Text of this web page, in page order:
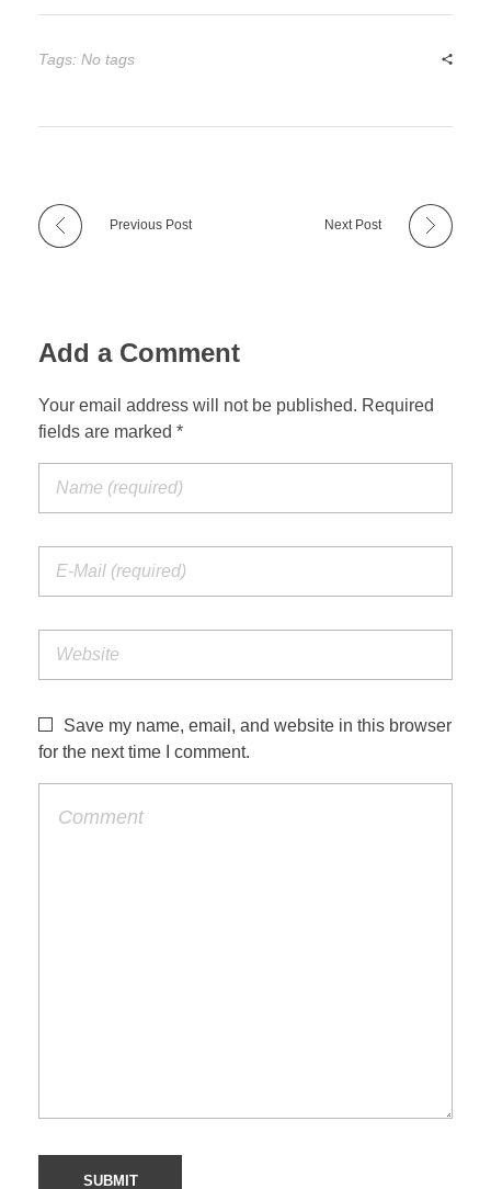
Tags: No tags
Previous Post Next Post
Add a Comment
Your email address will not be published. Required
fields are marked *
Save my name, email, and website in this browser
for the next time I comment.